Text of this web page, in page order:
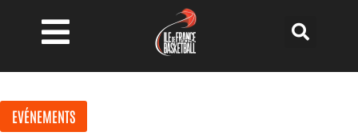
contenu
EVÉNEMENTS